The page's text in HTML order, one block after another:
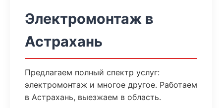
Электромонтаж в
Астрахань
Предлагаем полный спектр услуг:
электромонтаж и многое другое. Работаем
в Астрахань, выезжаем в область.